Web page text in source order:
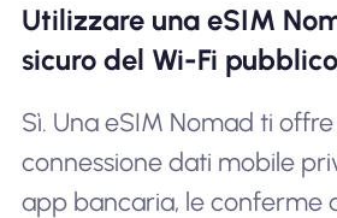
Utilizzare una eSIM
sicuro del Wi-Fi
Sì. Una eSIM Nomad ti
connessione dati mobile
app bancaria, le conferme